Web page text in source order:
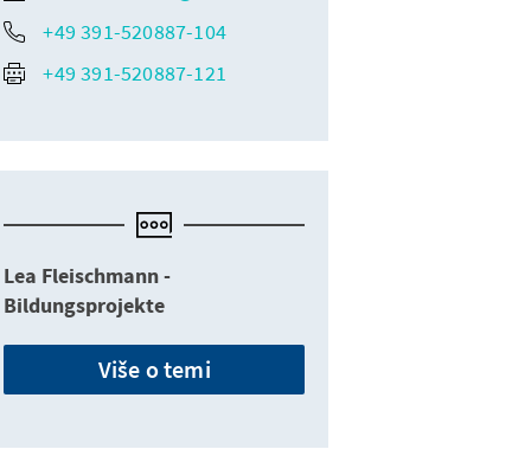
+49 391-520887-104
+49 391-520887-121
Lea Fleischmann -
Bildungsprojekte
Više o temi